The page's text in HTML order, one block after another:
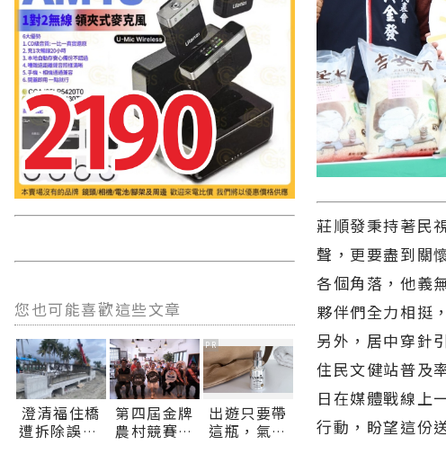
您也可能喜歡這些文章
澄清福住橋
遭拆除誤解
第四屆金牌
農村競賽花
出遊只要帶
這瓶，氣色
PR
莊順發秉持著民
聲，更要盡到關
各個角落，他義
夥伴們全力相挺
另外，居中穿針
住民文健站普及
日在媒體戰線上
行動，盼望這份